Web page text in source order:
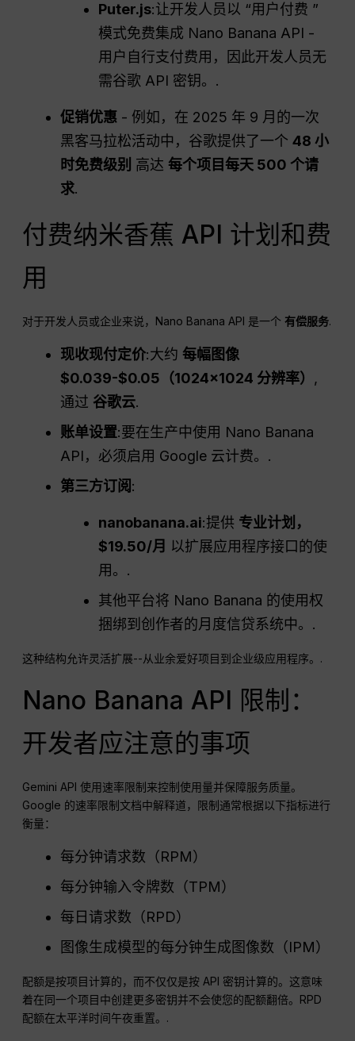
Puter.js:让开发人员以 “用户付费 ”
模式免费集成 Nano Banana API -
用户自行支付费用，因此开发人员无
需谷歌 API 密钥。.
促销优惠 - 例如，在 2025 年 9 月的一次
黑客马拉松活动中，谷歌提供了一个48 小
时免费级别 高达 每个项目每天 500 个请
求.
付费纳米香蕉 API 计划和费
用
对于开发人员或企业来说，Nano Banana API 是一个有偿服务.
现收现付定价:大约 每幅图像
$0.039-$0.05（1024×1024 分辨率） ,
通过 谷歌云.
账单设置:要在生产中使用 Nano Banana
API，必须启用 Google 云计费。.
第三方订阅:
nanobanana.ai:提供 专业计划，
$19.50/月 以扩展应用程序接口的使
用。.
其他平台将 Nano Banana 的使用权
捆绑到创作者的月度信贷系统中。.
这种结构允许灵活扩展--从业余爱好项目到企业级应用程序。.
Nano Banana API 限制：
开发者应注意的事项
Gemini API 使用速率限制来控制使用量并保障服务质量。
Google 的速率限制文档中解释道，限制通常根据以下指标进行
衡量：
每分钟请求数（RPM）
每分钟输入令牌数（TPM）
每日请求数（RPD）
图像生成模型的每分钟生成图像数（IPM）
配额是按项目计算的，而不仅仅是按 API 密钥计算的。这意味
着在同一个项目中创建更多密钥并不会使您的配额翻倍。RPD
配额在太平洋时间午夜重置。.